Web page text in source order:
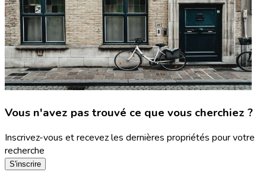
Vous n'avez pas trouvé ce que vous cherchiez ?
Inscrivez-vous et recevez les dernières propriétés pour votre
recherche
S'inscrire